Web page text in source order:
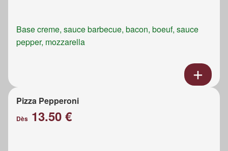
Base creme, sauce barbecue, bacon, boeuf, sauce
pepper, mozzarella
Pizza Pepperoni
Dès 13.50 €